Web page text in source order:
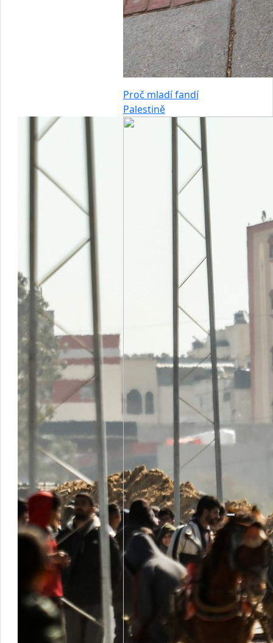
Proč mladí fandí
Palestině